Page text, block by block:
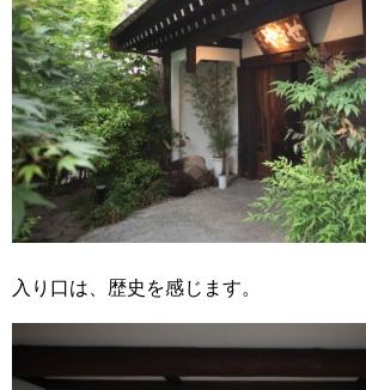
入り口は、歴史を感じます。